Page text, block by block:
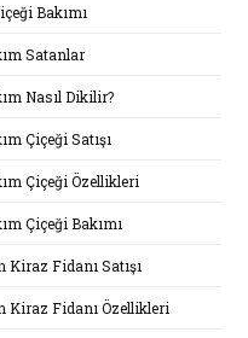
Bakımı
Satanlar
Nasıl Dikilir?
Çiçeği Satışı
Çiçeği Özellikleri
Çiçeği Bakımı
Kiraz Fidanı Satışı
Kiraz Fidanı Özellikleri